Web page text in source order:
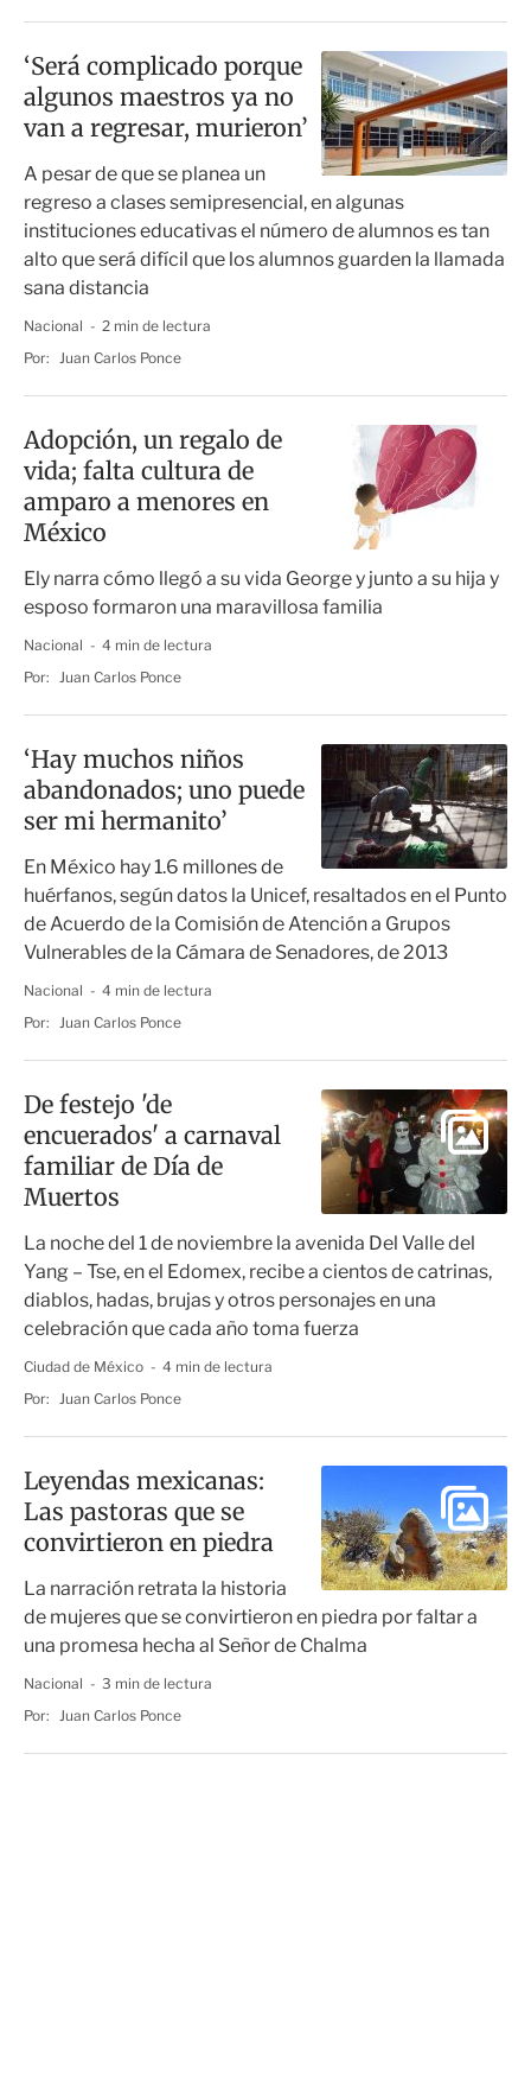
‘Será complicado porque
algunos maestros ya no
van a regresar, murieron’
A pesar de que se planea un
regreso a clases semipresencial, en algunas
instituciones educativas el número de alumnos es tan
alto que será difícil que los alumnos guarden la llamada
sana distancia
Nacional
2 min de lectura
Por: Juan Carlos Ponce
Adopción, un regalo de
vida; falta cultura de
amparo a menores en
México
Ely narra cómo llegó a su vida George y junto a su hija y
esposo formaron una maravillosa familia
Nacional
4 min de lectura
Por: Juan Carlos Ponce
‘Hay muchos niños
abandonados; uno puede
ser mi hermanito’
En México hay 1.6 millones de
huérfanos, según datos la Unicef, resaltados en el Punto
de Acuerdo de la Comisión de Atención a Grupos
Vulnerables de la Cámara de Senadores, de 2013
Nacional
4 min de lectura
Por: Juan Carlos Ponce
De festejo 'de
encuerados' a carnaval
familiar de Día de
Muertos
La noche del 1 de noviembre la avenida Del Valle del
Yang – Tse, en el Edomex, recibe a cientos de catrinas,
diablos, hadas, brujas y otros personajes en una
celebración que cada año toma fuerza
Ciudad de México
4 min de lectura
Por: Juan Carlos Ponce
Leyendas mexicanas:
Las pastoras que se
convirtieron en piedra
La narración retrata la historia
de mujeres que se convirtieron en piedra por faltar a
una promesa hecha al Señor de Chalma
Nacional
3 min de lectura
Por: Juan Carlos Ponce